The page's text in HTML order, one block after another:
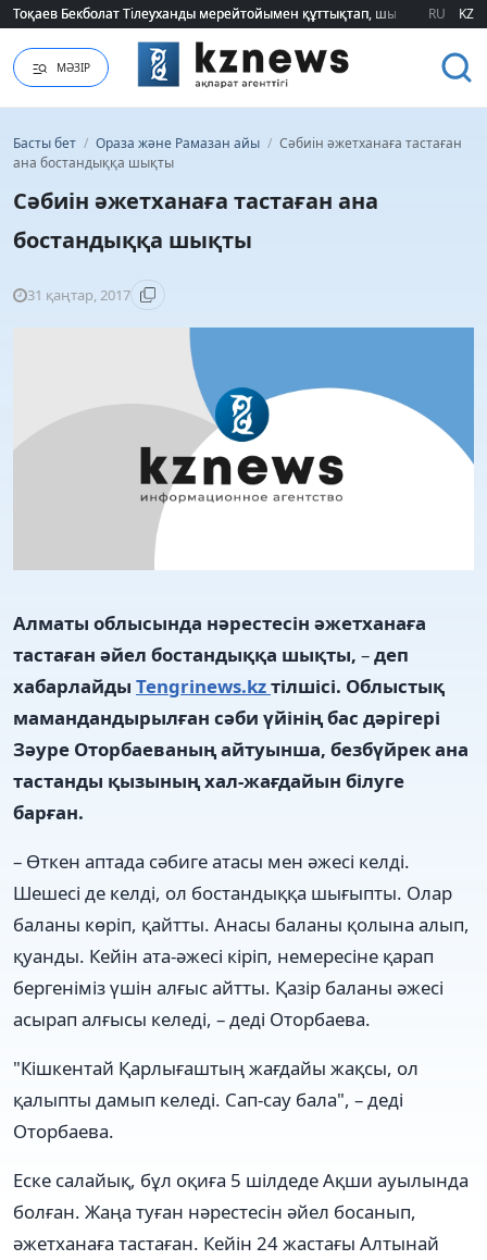
Тоқаев Бекболат Тілеуханды мерейтойымен құттықтап, шығармашылық
Тоқаев Бекболат Тілеуханды мерейтойымен құттықтап, шығармашылық
RU KZ
МӘЗІР
Басты бет / Ораза және Рамазан айы / Сәбиін әжетханаға тастаған
ана бостандыққа шықты
Сәбиін әжетханаға тастаған ана
бостандыққа шықты
31 қаңтар, 2017
Алматы облысында нәрестесін әжетханаға
тастаған әйел бостандыққа шықты, –деп
хабарлайды Tengrinews.kzтілшісі. Облыстық
мамандандырылған сәби үйінің бас дәрігері
Зәуре Оторбаеваның айтуынша, безбүйрек ана
тастанды қызының хал-жағдайын білуге
барған.
– Өткен аптада сәбиге атасы мен әжесі келді.
Шешесі де келді, ол бостандыққа шығыпты. Олар
баланы көріп, қайтты. Анасы баланы қолына алып,
қуанды. Кейін ата-әжесі кіріп, немересіне қарап
бергеніміз үшін алғыс айтты. Қазір баланы әжесі
асырап алғысы келеді, – деді Оторбаева.
"Кішкентай Қарлығаштың жағдайы жақсы, ол
қалыпты дамып келеді. Сап-сау бала", – деді
Оторбаева.
Еске салайық, бұл оқиға 5 шілдеде Ақши ауылында
болған. Жаңа туған нәрестесін әйел босанып,
әжетханаға тастаған. Кейін 24 жастағы Алтынай